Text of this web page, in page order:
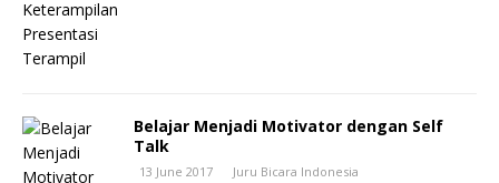
Belajar Menjadi Motivator dengan Self
Talk
13 June 2017 Juru Bicara Indonesia